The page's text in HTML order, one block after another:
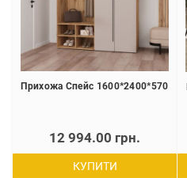
Прихожа Спейс 1600*2400*570
12 994.00 грн.
КУПИТИ